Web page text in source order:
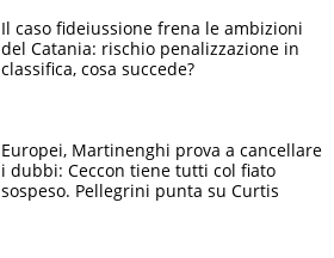
Il caso fideiussione frena le ambizioni
del Catania: rischio penalizzazione in
classifica, cosa succede?
Europei, Martinenghi prova a cancellare
i dubbi: Ceccon tiene tutti col fiato
sospeso. Pellegrini punta su Curtis